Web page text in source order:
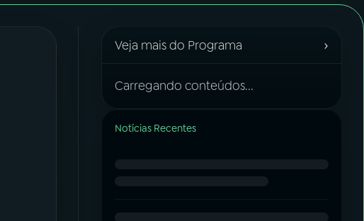
Veja mais do Programa ›
Carregando conteúdos...
Notícias Recentes